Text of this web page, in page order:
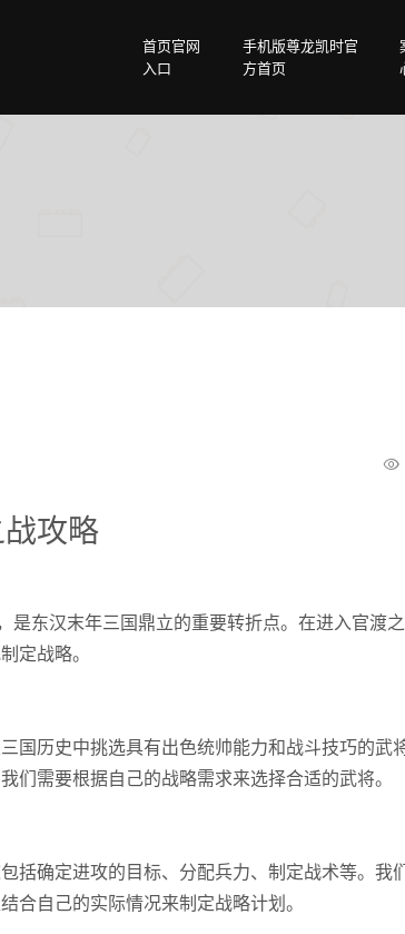
首页官网
入口
手机版尊龙凯时官
方首页
攻略
东汉末年三国鼎立的重要转折点。在进入官渡
定战略。
国历史中挑选具有出色统帅能力和战斗技巧的武
需要根据自己的战略需求来选择合适的武将。
括确定进攻的目标、分配兵力、制定战术等。我
合自己的实际情况来制定战略计划。